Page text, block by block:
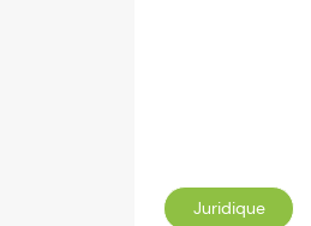
Juridique